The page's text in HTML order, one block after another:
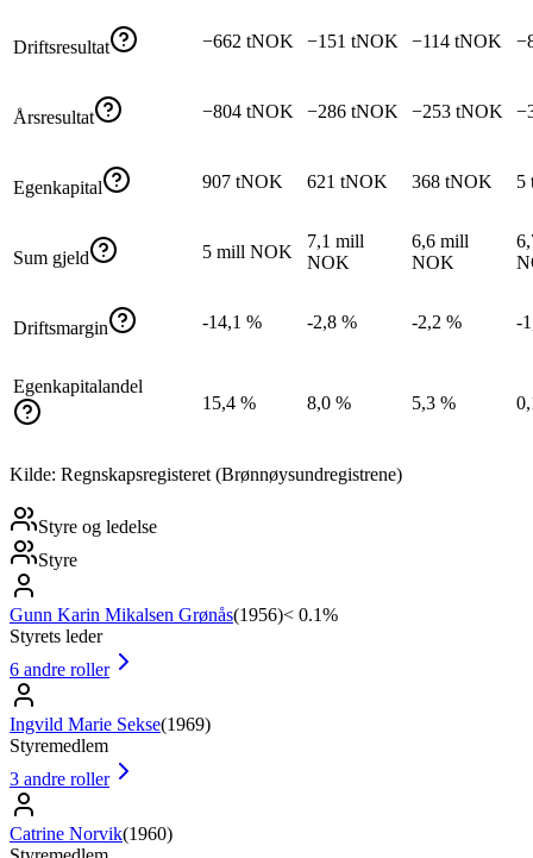
Driftsresultat −662 tNOK −151 tNOK −114 tNOK
Årsresultat −804 tNOK −286 tNOK −253 tNOK
Egenkapital 907 tNOK 621 tNOK 368 tNOK 5
Sum gjeld 5 mill NOK
7,1 mill
NOK
6,6 mill
NOK
Driftsmargin -14,1 % -2,8 % -2,2 % -
Egenkapitalandel
15,4 %
8,0 % 5,3 %
Kilde: Regnskapsregisteret (Brønnøysundregistrene)
Styre og ledelse
Styre
Gunn Karin Mikalsen Grønås(1956)< 0.1%
Styrets leder
6 andre roller
Ingvild Marie Sekse(1969)
Styremedlem
3 andre roller
Catrine Norvik(1960)